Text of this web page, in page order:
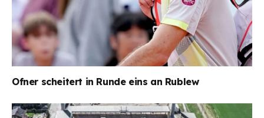
Ofner scheitert in Runde eins an Rublew